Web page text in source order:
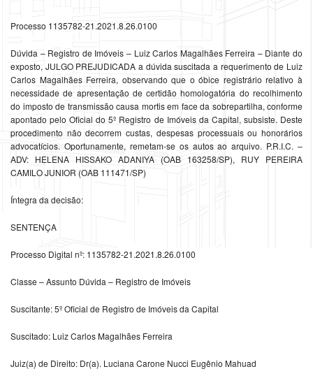
Processo 1135782-21.2021.8.26.0100
Dúvida – Registro de Imóveis – Luiz Carlos Magalhães Ferreira – Diante do
exposto, JULGO PREJUDICADA a dúvida suscitada a requerimento de Luiz
Carlos Magalhães Ferreira, observando que o óbice registrário relativo à
necessidade de apresentação de certidão homologatória do recolhimento
do imposto de transmissão causa mortis em face da sobrepartilha, conforme
apontado pelo Oficial do 5º Registro de Imóveis da Capital, subsiste. Deste
procedimento não decorrem custas, despesas processuais ou honorários
advocatícios. Oportunamente, remetam-se os autos ao arquivo. P.R.I.C. –
ADV: HELENA HISSAKO ADANIYA (OAB 163258/SP), RUY PEREIRA
CAMILO JUNIOR (OAB 111471/SP)
Íntegra da decisão:
SENTENÇA
Processo Digital nº: 1135782-21.2021.8.26.0100
Classe – Assunto Dúvida – Registro de Imóveis
Suscitante: 5º Oficial de Registro de Imóveis da Capital
Suscitado: Luiz Carlos Magalhães Ferreira
Juiz(a) de Direito: Dr(a). Luciana Carone Nucci Eugênio Mahuad